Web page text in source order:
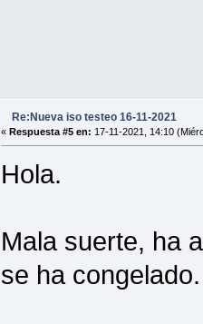
Re:Nueva iso testeo 16-11-2021
« Respuesta #5 en: 17-11-2021, 14:10
Hola.
Mala suerte, ha
se ha congelado.